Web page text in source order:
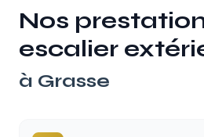
Nos
escalier
à Grasse